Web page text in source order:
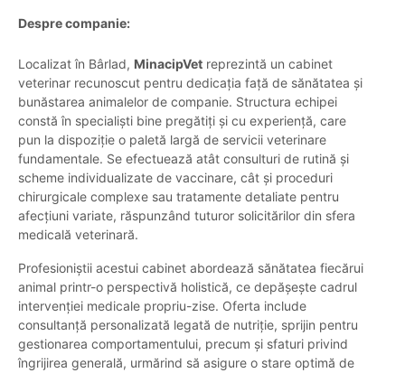
Despre companie:
Localizat în Bârlad, MinacipVet reprezintă un cabinet
veterinar recunoscut pentru dedicația față de sănătatea și
bunăstarea animalelor de companie. Structura echipei
constă în specialiști bine pregătiți și cu experiență, care
pun la dispoziție o paletă largă de servicii veterinare
fundamentale. Se efectuează atât consulturi de rutină și
scheme individualizate de vaccinare, cât și proceduri
chirurgicale complexe sau tratamente detaliate pentru
afecțiuni variate, răspunzând tuturor solicitărilor din sfera
medicală veterinară.
Profesioniștii acestui cabinet abordează sănătatea fiecărui
animal printr-o perspectivă holistică, ce depășește cadrul
intervenției medicale propriu-zise. Oferta include
consultanță personalizată legată de nutriție, sprijin pentru
gestionarea comportamentului, precum și sfaturi privind
îngrijirea generală, urmărind să asigure o stare optimă de